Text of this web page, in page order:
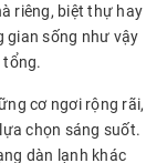
riêng, biệt thự hay
gian sống như vậy
tổng.
cơ ngơi rộng rãi,
chọn sáng suốt.
dàn lạnh khác